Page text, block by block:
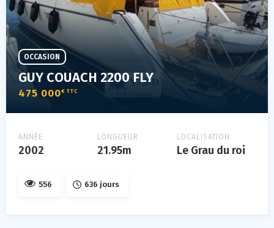
GUY COUACH 2200 FLY
475 000€ TTC
OCCASION
ANNÉE
2002
LONGUEUR
21.95m
LOCALISATION
Le Grau du roi
556 636 jours